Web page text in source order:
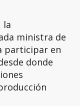
la
ministra de
participar en
donde